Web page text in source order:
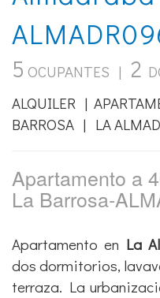
terraza en
5OCUPANTES |2
ALQUILER |
BARROSA | LA
Apartamento a
La Barrosa-